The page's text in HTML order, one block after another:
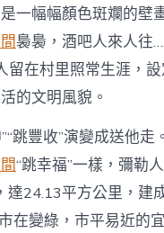
一幅幅顏色斑斕的壁
裊裊，酒吧人來人往
在村里照常生涯，
的文明風貌。
跳豐收”演變成送他
“跳幸福”一樣，彌勒
24.13平方公里，建
在變綠，市平易近的